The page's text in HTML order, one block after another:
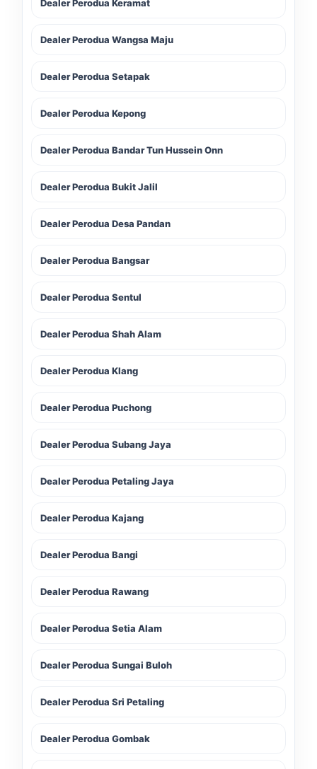
Dealer Perodua Keramat
Dealer Perodua Wangsa Maju
Dealer Perodua Setapak
Dealer Perodua Kepong
Dealer Perodua Bandar Tun Hussein Onn
Dealer Perodua Bukit Jalil
Dealer Perodua Desa Pandan
Dealer Perodua Bangsar
Dealer Perodua Sentul
Dealer Perodua Shah Alam
Dealer Perodua Klang
Dealer Perodua Puchong
Dealer Perodua Subang Jaya
Dealer Perodua Petaling Jaya
Dealer Perodua Kajang
Dealer Perodua Bangi
Dealer Perodua Rawang
Dealer Perodua Setia Alam
Dealer Perodua Sungai Buloh
Dealer Perodua Sri Petaling
Dealer Perodua Gombak